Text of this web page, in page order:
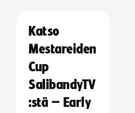
Katso
Mestareiden
Cup
SalibandyTV
:stä – Early